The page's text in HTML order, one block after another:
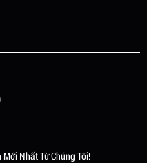
Nhất Từ Chúng Tôi!